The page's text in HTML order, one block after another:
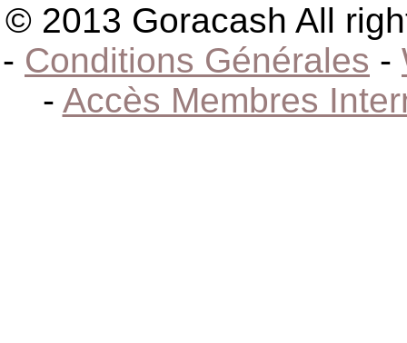
© 2013 Goracash All
- Conditions Générales -
- Accès Membres